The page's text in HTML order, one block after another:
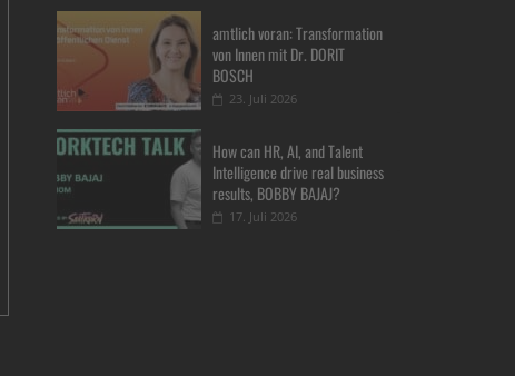
amtlich voran: Transformation
von Innen mit Dr. DORIT
BOSCH
23. Juli 2026
How can HR, AI, and Talent
Intelligence drive real business
results, BOBBY BAJAJ?
17. Juli 2026